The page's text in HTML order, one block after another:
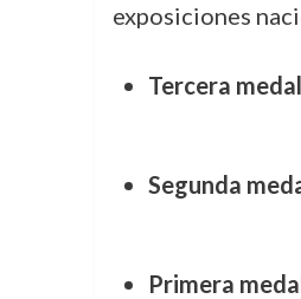
exposiciones
Tercera
Segunda
Primera